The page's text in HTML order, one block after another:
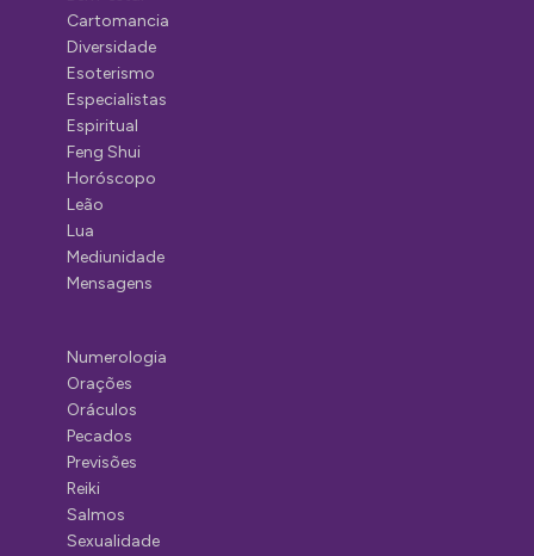
Cartomancia
Diversidade
Esoterismo
Especialistas
Espiritual
Feng Shui
Horóscopo
Leão
Lua
Mediunidade
Mensagens
Numerologia
Orações
Oráculos
Pecados
Previsões
Reiki
Salmos
Sexualidade